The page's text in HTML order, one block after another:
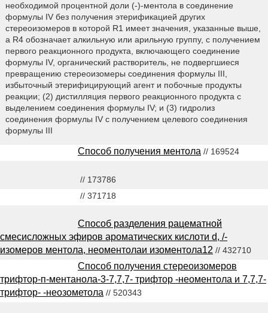
необходимой процентной доли (-)-ментола в соединение
формулы IV без получения этерификацией других
стереоизомеров в которой R1 имеет значения, указанные выше,
a R4 обозначает алкильную или арильную группу, с получением
первого реакционного продукта, включающего соединение
формулы IV, органический растворитель, не подвергшиеся
превращению стереоизомеры соединения формулы III,
избыточный этерифицирующий агент и побочные продукты
реакции; (2) дистилляция первого реакционного продукта с
выделением соединения формулы IV; и (3) гидролиз
соединения формулы IV с получением целевого соединения
формулы III
Способ получения ментола // 169524
// 173786
// 371718
Способ разделения рацематной
смесисложных эфиров ароматических кислоти d, /-
изомеров ментола, неоментолаи изоментола12 // 432710
Способ получения стереоизомеров
трифтор-п-ментанола-3-7,7,7- трифтор -неоментола и 7,7,7-
трифтор- -неозометола // 520343